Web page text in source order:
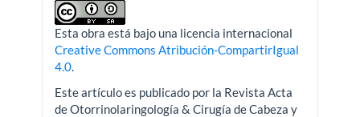
Esta obra está bajo una licencia internacional
Creative Commons Atribución-CompartirIgual
4.0.
Este artículo es publicado por la Revista Acta
de Otorrinolaringología & Cirugía de Cabeza y